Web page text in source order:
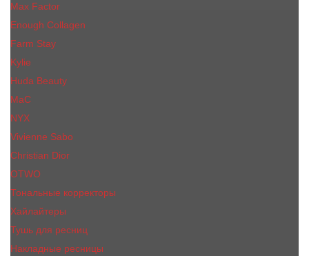
Max Factor
Enough Collagen
Farm Stay
Kylie
Huda Beauty
МаС
NYX
Vivienne Sabo
Сhristiаn Diоr
OTWO
Тональные корректоры
Хайлайтеры
Тушь для ресниц
Накладные ресницы